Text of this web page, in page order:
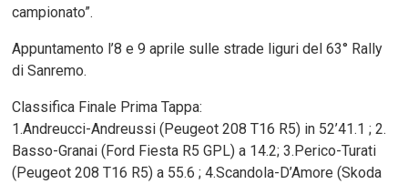
campionato”.
Appuntamento l’8 e 9 aprile sulle strade liguri del 63° Rally
di Sanremo.
Classifica Finale Prima Tappa:
1.Andreucci-Andreussi (Peugeot 208 T16 R5) in 52’41.1 ; 2.
Basso-Granai (Ford Fiesta R5 GPL) a 14.2; 3.Perico-Turati
(Peugeot 208 T16 R5) a 55.6 ; 4.Scandola-D’Amore (Skoda